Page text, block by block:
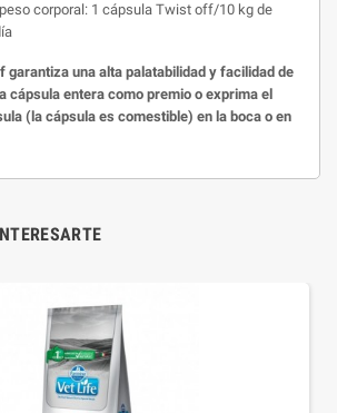
corporal: 1 cápsula Twist off/10 kg de
garantiza una alta palatabilidad y facilidad de
cápsula entera como premio o exprima el
(la cápsula es comestible) en la boca o en